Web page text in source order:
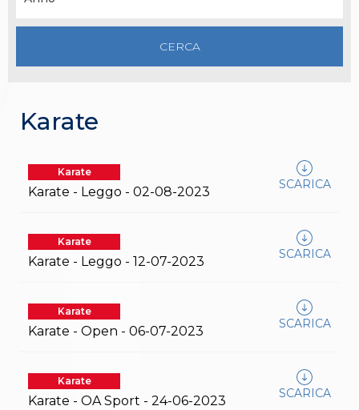
Lotta
La disciplina
Gare e Risultati
Aikido
BJJ
Calendario Attività
Karate
Karate
Karate - Leggo - 02-08-2023 SCARICA
Karate
Karate - Leggo - 12-07-2023 SCARICA
Karate
Karate - Open - 06-07-2023 SCARICA
Karate
Karate - OA Sport - 24-06-2023 SCARICA